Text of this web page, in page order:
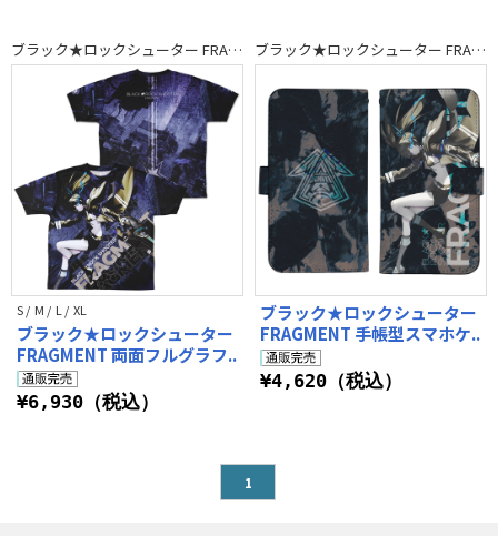
ブラック★ロックシューター FRAGMENT
S / M / L / XL
ブラック★ロックシューター
FRAGMENT 両面フルグラフ..
¥6,930（税込）
ブラック★ロックシューター FRAGMENT
ブラック★ロックシューター
FRAGMENT 手帳型スマホケ..
¥4,620（税込）
1